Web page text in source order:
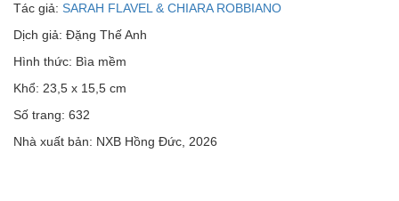
Tác giả: SARAH FLAVEL & CHIARA ROBBIANO
Dịch giả: Đặng Thế Anh
Hình thức: Bìa mềm
Khổ: 23,5 x 15,5 cm
Số trang: 632
Nhà xuất bản: NXB Hồng Đức, 2026